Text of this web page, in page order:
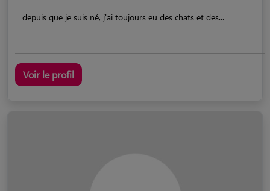
depuis que je suis né, j'ai toujours eu des chats et des...
Voir le profil